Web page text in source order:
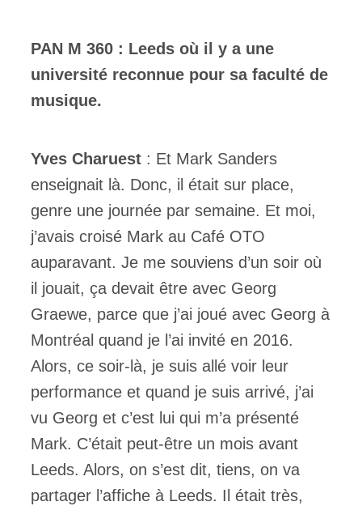
PAN M 360 : Leeds où il y a une
université reconnue pour sa faculté de
musique.
Yves Charuest : Et Mark Sanders
enseignait là. Donc, il était sur place,
genre une journée par semaine. Et moi,
j’avais croisé Mark au Café OTO
auparavant. Je me souviens d’un soir où
il jouait, ça devait être avec Georg
Graewe, parce que j’ai joué avec Georg à
Montréal quand je l’ai invité en 2016.
Alors, ce soir-là, je suis allé voir leur
performance et quand je suis arrivé, j’ai
vu Georg et c’est lui qui m’a présenté
Mark. C’était peut-être un mois avant
Leeds. Alors, on s’est dit, tiens, on va
partager l’affiche à Leeds. Il était très,